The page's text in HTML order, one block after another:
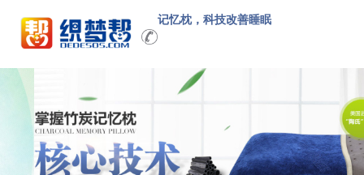
记忆枕，科技改善睡眠